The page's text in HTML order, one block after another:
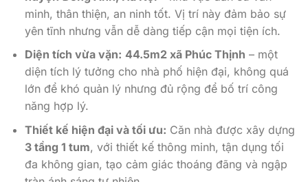
minh, thân thiện, an ninh tốt. Vị trí này đảm bảo sự
yên tĩnh nhưng vẫn dễ dàng tiếp cận mọi tiện ích.
Diện tích vừa vặn: 44.5m2 xã Phúc Thịnh – một
diện tích lý tưởng cho nhà phố hiện đại, không quá
lớn để khó quản lý nhưng đủ rộng để bố trí công
năng hợp lý.
Thiết kế hiện đại và tối ưu: Căn nhà được xây dựng
3 tầng 1 tum, với thiết kế thông minh, tận dụng tối
đa không gian, tạo cảm giác thoáng đãng và ngập